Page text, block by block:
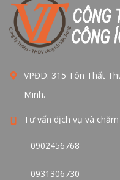
VPĐD: 315 Tôn Thất
Minh.
Tư vấn dịch vụ và
0902456768
0931306730